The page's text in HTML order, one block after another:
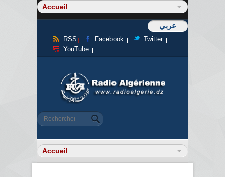
عربي
RSS Facebook
Twitter
YouTube
Formulaire de recherche
Rechercher